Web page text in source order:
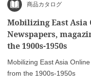
商品カタログ
Mobilizing East Asia
Newspapers,
the 1900s-1950s
Mobilizing East Asia
from the 1900s-1950s